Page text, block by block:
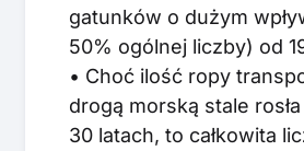
gatunków o dużym
50% ogólnej liczby) od
• Choć ilość ropy
drogą morską stale
30 latach, to całkowita